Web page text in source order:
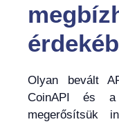
Olyan bevált
CoinAPI és a
megerősítsük